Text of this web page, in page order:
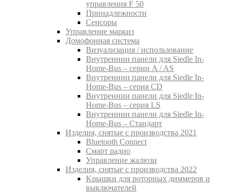
управления F 50
Принадлежности
Сенсоры
Управление маркиз
Домофонная система
Визуализация / использование
Внутреннии панели для Siedle In-
Home-Bus – серии A / AS
Внутреннии панели для Siedle In-
Home-Bus – серия CD
Внутреннии панели для Siedle In-
Home-Bus – серия LS
Внутреннии панели для Siedle In-
Home-Bus – Стандарт
Изделия, снятые с производства 2021
Bluetooth Connect
Смарт радио
Управление жалюзи
Изделия, снятые с производства 2022
Kрышки для роторных диммеров и
выключателей